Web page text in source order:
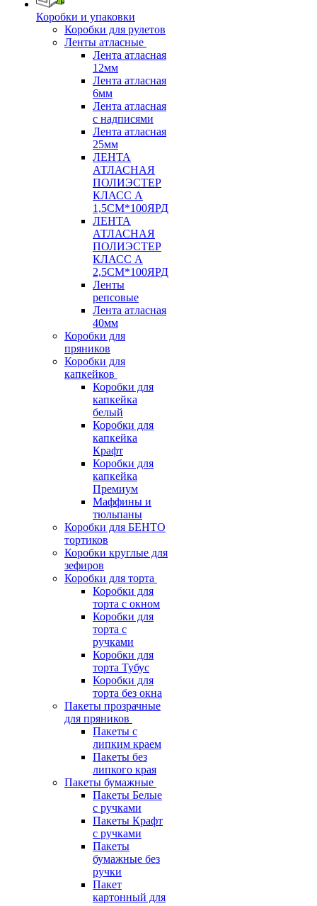
Коробки и упаковки
Коробки для рулетов
Ленты атласные
Лента атласная
12мм
Лента атласная
6мм
Лента атласная
с надписями
Лента атласная
25мм
ЛЕНТА
АТЛАСНАЯ
ПОЛИЭСТЕР
КЛАСС А
1,5СМ*100ЯРД
ЛЕНТА
АТЛАСНАЯ
ПОЛИЭСТЕР
КЛАСС А
2,5СМ*100ЯРД
Ленты
репсовые
Лента атласная
40мм
Коробки для
пряников
Коробки для
капкейков
Коробки для
капкейка
белый
Коробки для
капкейка
Крафт
Коробки для
капкейка
Премиум
Маффины и
тюльпаны
Коробки для БЕНТО
тортиков
Коробки круглые для
зефиров
Коробки для торта
Коробки для
торта с окном
Коробки для
торта с
ручками
Коробки для
торта Тубус
Коробки для
торта без окна
Пакеты прозрачные
для пряников
Пакеты с
липким краем
Пакеты без
липкого края
Пакеты бумажные
Пакеты Белые
с ручками
Пакеты Крафт
с ручками
Пакеты
бумажные без
ручки
Пакет
картонный для